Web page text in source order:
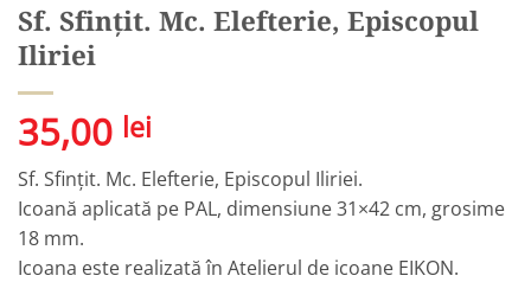
Sf. Sfințit. Mc. Elefterie, Episcopul
Iliriei
35,00 lei
Sf. Sfințit. Mc. Elefterie, Episcopul Iliriei.
Icoană aplicată pe PAL, dimensiune 31×42 cm, grosime
18 mm.
Icoana este realizată în Atelierul de icoane EIKON.